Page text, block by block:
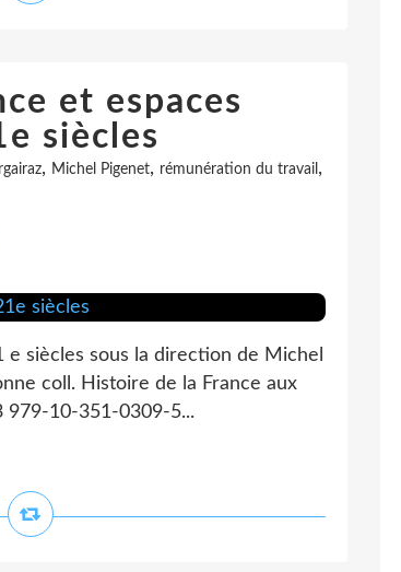
et espaces
siècles
, Michel Pigenet, rémunération du travail ,
siècles sous la direction de Michel
coll. Histoire de la France aux
979-10-351-0309-5...